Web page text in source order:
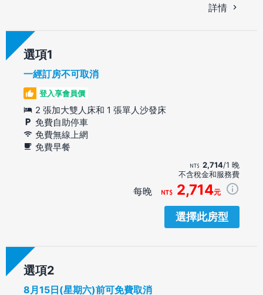
詳情
選項
一經訂房不可取消
登入享會員價
2 張加大雙人床和 1 張單人沙發床
免費自助停車
免費無線上網
免費早餐
2,714/1 晚
不含稅金和服務費
每晚 2,714元
選擇此房型
選項
8月15日(星期六)前可免費取消